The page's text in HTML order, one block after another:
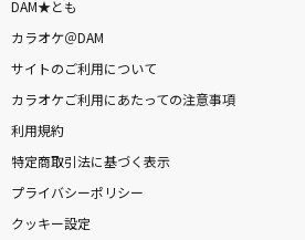
DAM★とも
カラオケ＠DAM
サイトのご利用について
カラオケご利用にあたっての注意事項
利用規約
特定商取引法に基づく表示
プライバシーポリシー
クッキー設定